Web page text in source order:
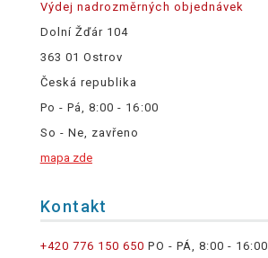
Výdej nadrozměrných objednávek
Dolní Žďár 104
363 01 Ostrov
Česká republika
Po - Pá, 8:00 - 16:00
So - Ne, zavřeno
mapa zde
Kontakt
+420 776 150 650 PO - PÁ, 8:00 - 16:00